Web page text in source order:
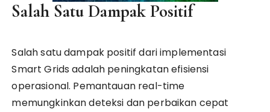
Salah Satu Dampak Positif
Salah satu dampak positif dari implementasi
Smart Grids adalah peningkatan efisiensi
operasional. Pemantauan real-time
memungkinkan deteksi dan perbaikan cepat